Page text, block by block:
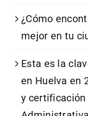
¿Cómo
mejor en tu
Esta es la
en Huelva en
y